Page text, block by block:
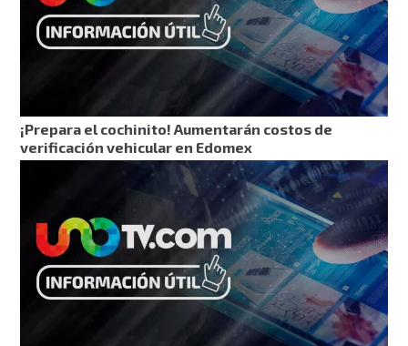
¡Prepara el cochinito! Aumentarán costos de
verificación vehicular en Edomex